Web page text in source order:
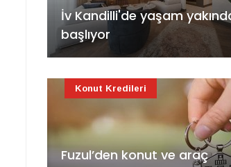
İv Kandilli'de yaşam
başlıyor
Fuzul’den konut ve araç
Konut Kredileri